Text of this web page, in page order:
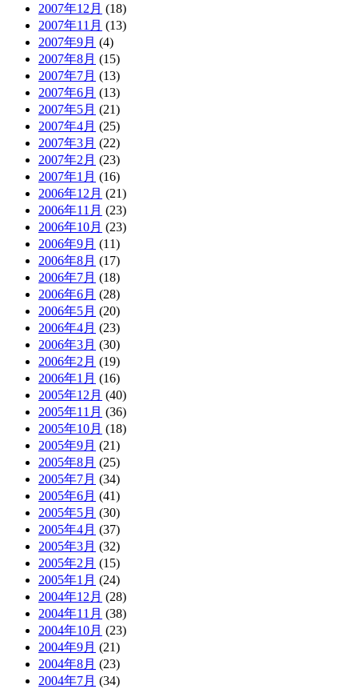
2007年12月 (18)
2007年11月 (13)
2007年9月 (4)
2007年8月 (15)
2007年7月 (13)
2007年6月 (13)
2007年5月 (21)
2007年4月 (25)
2007年3月 (22)
2007年2月 (23)
2007年1月 (16)
2006年12月 (21)
2006年11月 (23)
2006年10月 (23)
2006年9月 (11)
2006年8月 (17)
2006年7月 (18)
2006年6月 (28)
2006年5月 (20)
2006年4月 (23)
2006年3月 (30)
2006年2月 (19)
2006年1月 (16)
2005年12月 (40)
2005年11月 (36)
2005年10月 (18)
2005年9月 (21)
2005年8月 (25)
2005年7月 (34)
2005年6月 (41)
2005年5月 (30)
2005年4月 (37)
2005年3月 (32)
2005年2月 (15)
2005年1月 (24)
2004年12月 (28)
2004年11月 (38)
2004年10月 (23)
2004年9月 (21)
2004年8月 (23)
2004年7月 (34)